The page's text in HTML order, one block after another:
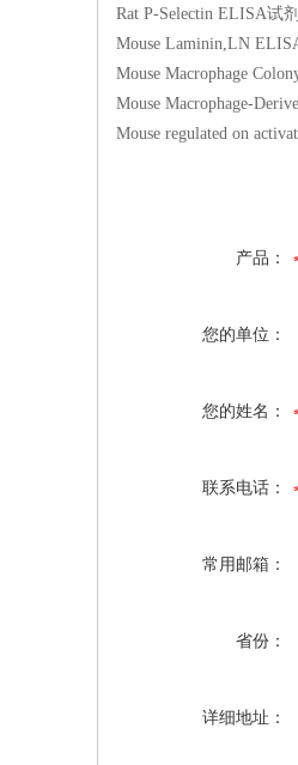
Rat P-Selectin ELISA试
Mouse Laminin,LN
Mouse Macrophage
Mouse Macrophage-
Mouse regulated on
产品：
您的单位：
您的姓名：
联系电话：
常用邮箱：
省份：
详细地址：